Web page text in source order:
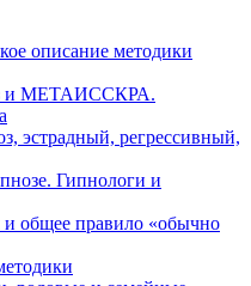
описание методики
и МЕТАИССКРА.
эстрадный, регрессивный,
Гипнологи и
и общее правило «обычно